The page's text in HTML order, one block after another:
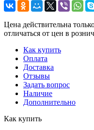
Цена действительна
отличаться от цен в
Как купить
Оплата
Доставка
Отзывы
Задать вопрос
Наличие
Дополнительно
Как купить